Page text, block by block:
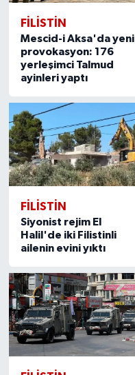
FILISTIN
Mescid-i Aksa'da yeni
provokasyon: 176
yerleşimci Talmud
ayinleri yaptı
FILISTIN
Siyonist rejim El
Halil'de iki Filistinli
ailenin evini yıktı